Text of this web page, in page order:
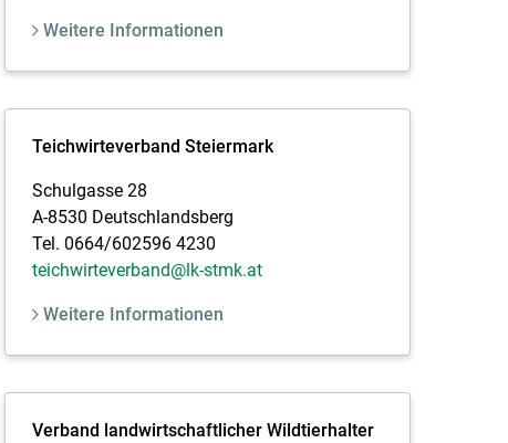
Weitere Informationen
Teichwirteverband Steiermark
Schulgasse 28
A-8530 Deutschlandsberg
Tel. 0664/602596 4230
teichwirteverband@lk-stmk.at
Weitere Informationen
Verband landwirtschaftlicher Wildtierhalter